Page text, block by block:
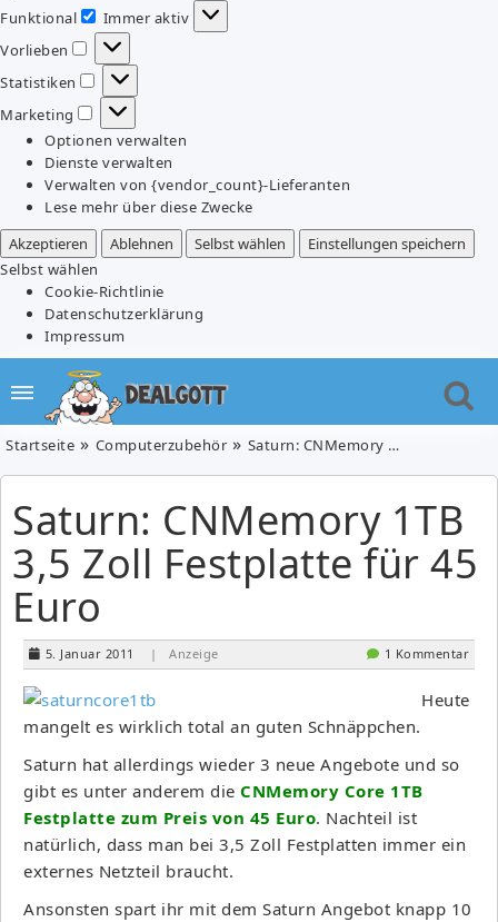
Funktional
Funktional
Immer aktiv
Vorlieben
Vorlieben
Statistiken
Statistiken
Marketing
Marketing
Optionen verwalten
Dienste verwalten
Verwalten von {vendor_count}-Lieferanten
Lese mehr über diese Zwecke
Akzeptieren
Ablehnen Selbst wählen
Einstellungen speichern
Selbst wählen
Cookie-Richtlinie
Datenschutzerklärung
Impressum
Startseite Computerzubehör Saturn: CNMemory 1TB 3,5 Zoll Festplatte für 45 Euro
Saturn: CNMemory 1TB
3,5 Zoll Festplatte für 45
Euro
5. Januar 2011 | Anzeige 1 Kommentar
Heute
mangelt es wirklich total an guten Schnäppchen.
Saturn hat allerdings wieder 3 neue Angebote und so
gibt es unter anderem die CNMemory Core 1TB
Festplatte zum Preis von 45 Euro. Nachteil ist
natürlich, dass man bei 3,5 Zoll Festplatten immer ein
externes Netzteil braucht.
Ansonsten spart ihr mit dem Saturn Angebot knapp 10